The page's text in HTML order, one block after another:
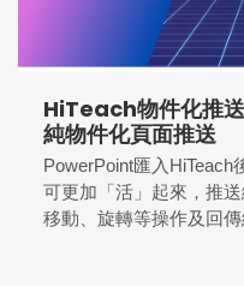
HiTeach物件化推
純物件化頁面推送
PowerPoint匯入
可更加「活」起來，推
移動、旋轉等操作及回